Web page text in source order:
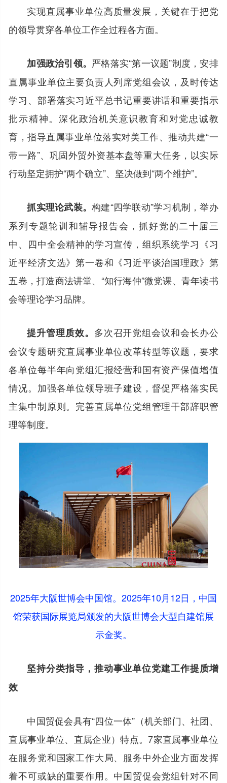
实现直属事业单位高质量发展，关键在于把党
的领导贯穿各单位工作全过程各方面。
加强政治引领。 严格落实“第一议题”制度，安排
直属事业单位主要负责人列席党组会议，及时传达
学习、部署落实习近平总书记重要讲话和重要指示
批示精神。深化政治机关意识教育和对党忠诚教
育，指导直属事业单位落实对美工作、推动共建“一
带一路”、巩固外贸外资基本盘等重大任务，以实际
行动坚定拥护“两个确立”、坚决做到“两个维护”。
抓实理论武装。构建“四学联动”学习机制，举办
系列专题轮训和辅导报告会，抓好党的二十届三
中、四中全会精神的学习宣传，组织系统学习《习
近平经济文选》第一卷和《习近平谈治国理政》第
五卷，打造商法讲堂、“知行海仲”微党课、青年读书
会等理论学习品牌。
提升管理质效。 多次召开党组会议和会长办公
会议专题研究直属事业单位改革转型等议题，要求
各单位每半年向党组汇报经营和国有资产保值增值
情况。加强各单位领导班子建设，督促严格落实民
主集中制原则。完善直属单位党组管理干部辞职管
理等制度。
2025年大阪世博会中国馆。2025年10月12日，中国
馆荣获国际展览局颁发的大阪世博会大型自建馆展
示金奖。
坚持分类指导，推动事业单位党建工作提质增
效
中国贸促会具有“四位一体”（机关部门、社团、
直属事业单位、直属企业）特点。7家直属事业单位
在服务党和国家工作大局、服务中外企业方面发挥
着不可或缺的重要作用。中国贸促会党组针对不同